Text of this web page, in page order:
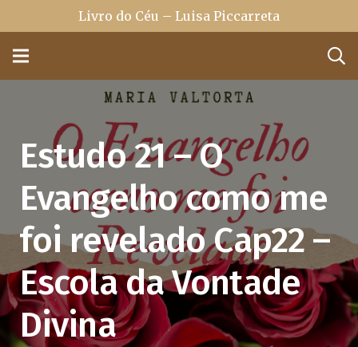
Livro do Céu – Luisa Piccarreta
Estudo 21 – O
Evangelho como me
foi revelado Cap22 –
Escola da Vontade
Divina